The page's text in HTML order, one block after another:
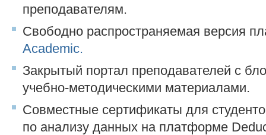
преподавателям.
Свободно распространяемая версия
Academic.
Закрытый портал преподавателей с
учебно-методическими материалами.
Совместные сертификаты для
по анализу данных на платформе